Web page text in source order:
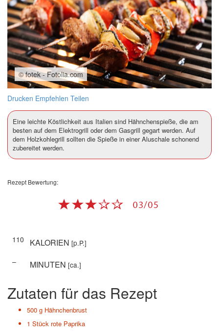
© fotek - Fotolia.com
Drucken Empfehlen Teilen
Eine leichte Köstlichkeit aus Italien sind Hähnchenspieße, die am
besten auf dem Elektrogrill oder dem Gasgrill gegart werden. Auf
dem Holzkohlegrill sollten die Spieße in einer Aluschale schonend
zubereitet werden.
Rezept Bewertung:
110 KALORIEN [p.P.]
–
MINUTEN [ca.]
Zutaten für das Rezept
500 g Hähnchenbrust
1 Stück rote Paprika